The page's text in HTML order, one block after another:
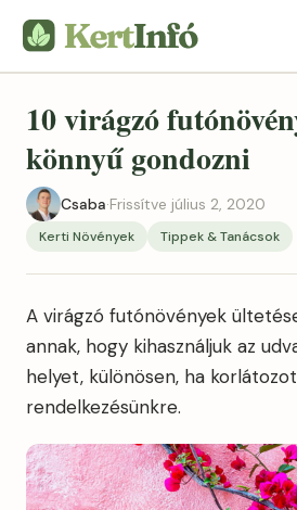
10 virágzó
könnyű gondozni
Csaba·Frissítve július 2, 2020
Kerti Növények Tippek & Tanácsok
A virágzó futónövények
annak, hogy kihasználjuk az
helyet, különösen, ha
rendelkezésünkre.